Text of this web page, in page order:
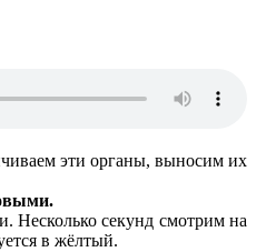
эти органы, выносим их
Несколько секунд смотрим на
в жёлтый.